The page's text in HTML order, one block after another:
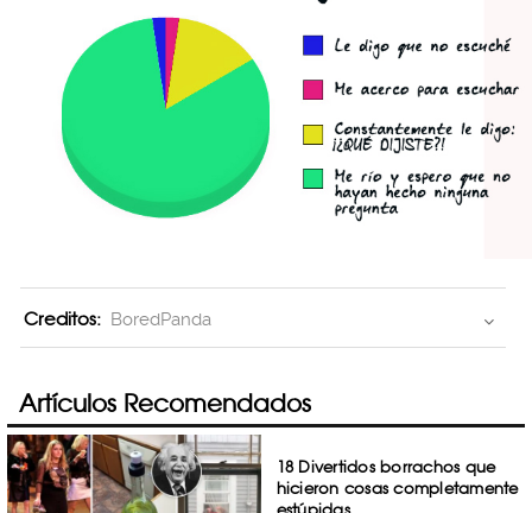
Creditos: BoredPanda
Artículos Recomendados
18 Divertidos borrachos que
hicieron cosas completamente